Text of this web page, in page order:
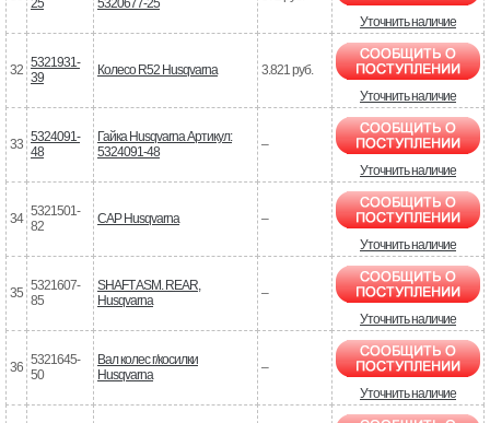
25
5320677-25
Уточнить наличие
32 5321931-
39
Колесо R52 Husqvarna
3.821 руб.
Уточнить наличие
33 5324091-
48
Гайка Husqvarna Артикул:
5324091-48
–
Уточнить наличие
34 5321501-
82
CAP Husqvarna
–
Уточнить наличие
35 5321607-
85
SHAFT ASM. REAR,
Husqvarna
–
Уточнить наличие
36 5321645-
50
Вал колес г/косилки
Husqvarna
–
Уточнить наличие